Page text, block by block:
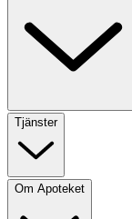
Tjänster
Om Apoteket